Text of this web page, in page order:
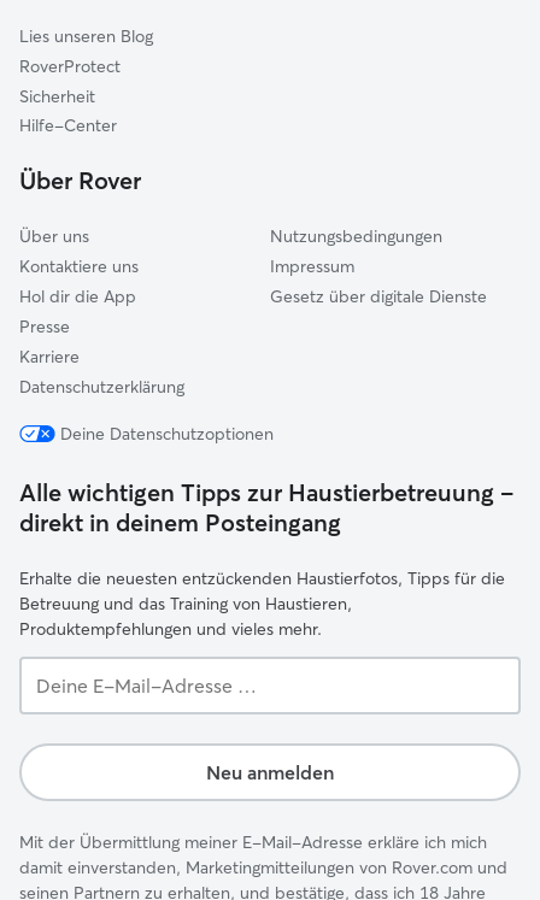
Schlotheim
Eschwege
Mihla
Bad Sooden-Allendorf
Lies unseren Blog
RoverProtect
Sicherheit
Hilfe-Center
Über Rover
Über uns
Kontaktiere uns
Hol dir die App
Presse
Karriere
Datenschutzerklärung
Nutzungsbedingungen
Impressum
Gesetz über digitale Dienste
Deine Datenschutzoptionen
Alle wichtigen Tipps zur Haustierbetreuung –
direkt in deinem Posteingang
Erhalte die neuesten entzückenden Haustierfotos, Tipps für die
Betreuung und das Training von Haustieren,
Produktempfehlungen und vieles mehr.
E-
Adresse …
Neu anmelden
Mit der Übermittlung meiner E-Mail-Adresse erkläre ich mich
damit einverstanden, Marketingmitteilungen von Rover.com und
seinen Partnern zu erhalten, und bestätige, dass ich 18 Jahre